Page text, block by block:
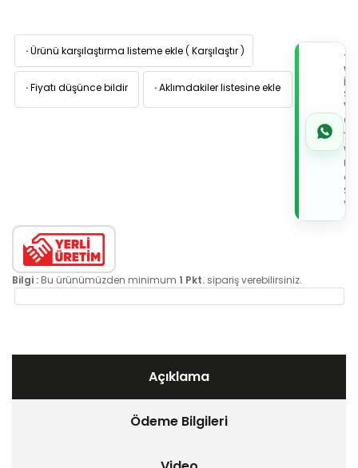
·Ürünü karşılaştırma listeme ekle ( Karşılaştır )
·Fiyatı düşünce bildir ·Aklımdakiler listesine ekle
İLE
de
Bilgi : Bu ürünümüzden minimum 1 Pkt. sipariş verebilirsiniz.
Açıklama
Ödeme Bilgileri